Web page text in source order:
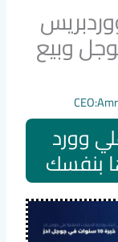
وبيع
وورد
بنفسك